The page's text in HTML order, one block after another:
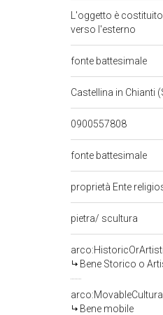
L'oggetto è
verso l'esterno
fonte battesimale
Castellina in Chianti
0900557808
fonte battesimale
proprietà Ente
pietra/ scultura
Bene Storico o
Bene mobile